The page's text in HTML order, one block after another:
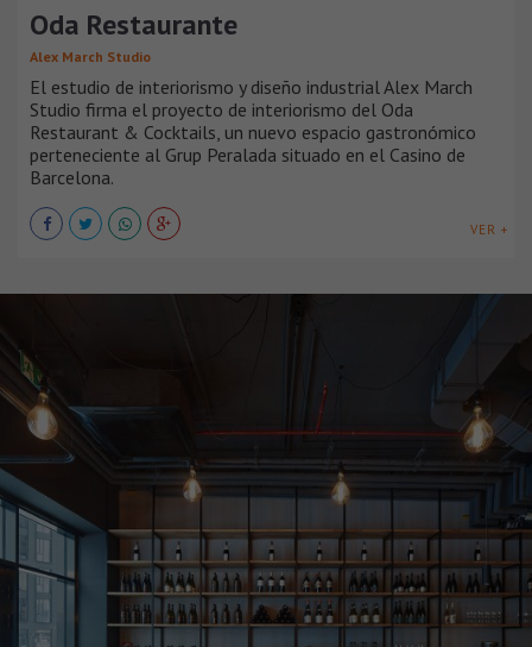
Oda Restaurante
Alex March Studio
El estudio de interiorismo y diseño industrial Alex March
Studio firma el proyecto de interiorismo del Oda
Restaurant & Cocktails, un nuevo espacio gastronómico
perteneciente al Grup Peralada situado en el Casino de
Barcelona.
VER +